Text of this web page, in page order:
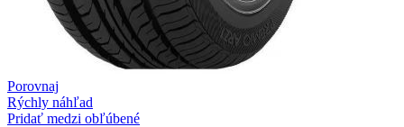
Porovnaj
Rýchly náhľad
Pridať medzi obľúbené